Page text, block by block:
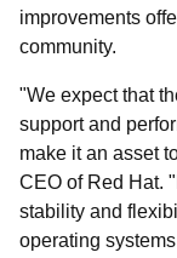
improvements
community.
"We expect that
support and
make it an asset
CEO of Red Hat.
stability and
operating